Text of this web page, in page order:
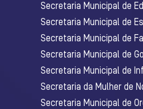
Secretaria Municipal de
Secretaria Municipal de
Secretaria Municipal de
Secretaria Municipal de
Secretaria Municipal de
Secretaria da Mulher de
Secretaria Municipal de